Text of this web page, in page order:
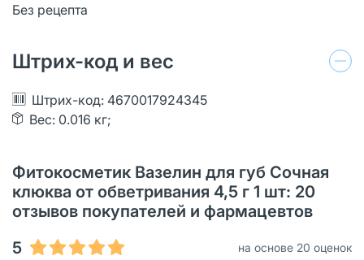
Без рецепта
Штрих-код и вес
Штрих-код: 4670017924345
Вес: 0.016 кг;
Фитокосметик Вазелин для губ Сочная
клюква от обветривания 4,5 г 1 шт: 20
отзывов покупателей и фармацевтов
5
на основе 20 оценок